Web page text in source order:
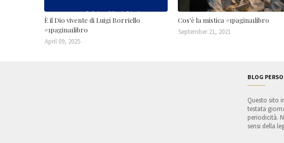
È il Dio vivente di Luigi Borriello
#1pagina1libro
April 09, 2025
Cos'è la mistica #1pagina1libro
September 21, 2021
BLOG
Questo sito
testata
periodicità.
sensi della